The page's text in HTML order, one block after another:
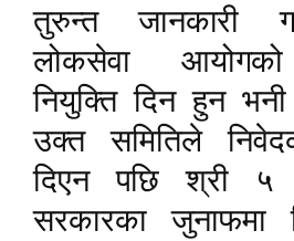
तुरुन्त जानकारी
लोकसेवा आयोगको
नियुक्ति दिन हुन
उक्त समितिले
दिएन पछि श्री ५
सरकारका जुनाफमा